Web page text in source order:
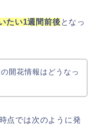
たい1週間前後となっ
開花情報はどうなっ
点では次のように発